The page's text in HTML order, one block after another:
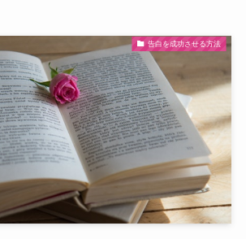
告白を成功させる方法